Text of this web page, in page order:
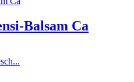
Balsam Ca